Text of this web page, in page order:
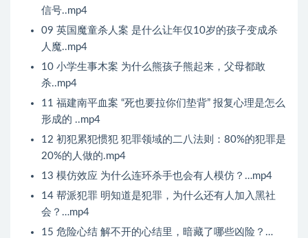
信号..mp4
09 英国魔童杀人案 是什么让年仅10岁的孩子变成杀
人魔..mp4
10 小学生事木案 为什么熊孩子熊起来，父母都敢
杀..mp4
11 福建南平血案 “死也要拉你们垫背” 报复心理是怎么
形成的 ..mp4
12 初犯累犯惯犯 犯罪领域的二八法则：80%的犯罪是
20%的人做的.mp4
13 模仿效应 为什么连环杀手也会有人模仿？…mp4
14 帮派犯罪 明知道是犯罪，为什么还有人加入黑社
会？…mp4
15 危险心结 解不开的心结里，暗藏了哪些凶险？…